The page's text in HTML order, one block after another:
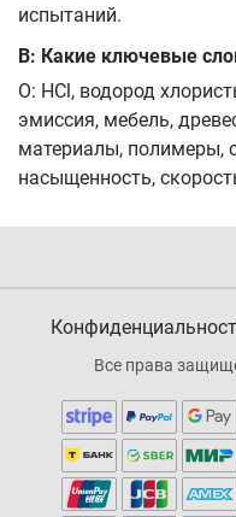
испытаний.
В: Какие ключевые
О: HCl, водород
эмиссия, мебель,
материалы, полимеры,
насыщенность,
Все права